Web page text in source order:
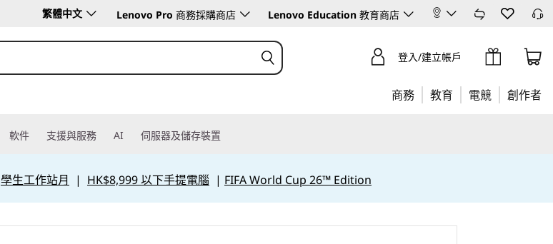
繁體中文 Lenovo Pro 商務採購商店 Lenovo Education 教育商店
登入/建立帳戶
商務 教育 電競 創作者
軟件 支援與服務 AI 伺服器及儲存裝置
學生工作站月 | HK$8,999 以下手提電腦 | FIFA World Cup 26™ Edition